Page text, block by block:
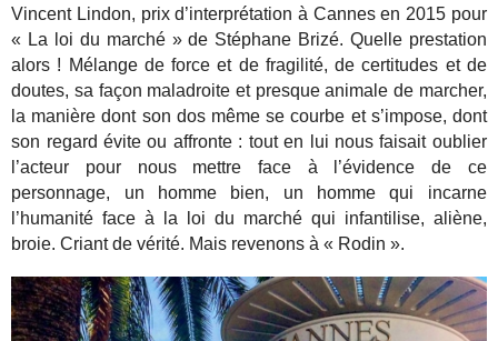
Vincent Lindon, prix d’interprétation à Cannes en 2015 pour
« La loi du marché » de Stéphane Brizé. Quelle prestation
alors ! Mélange de force et de fragilité, de certitudes et de
doutes, sa façon maladroite et presque animale de marcher,
la manière dont son dos même se courbe et s’impose, dont
son regard évite ou affronte : tout en lui nous faisait oublier
l’acteur pour nous mettre face à l’évidence de ce
personnage, un homme bien, un homme qui incarne
l’humanité face à la loi du marché qui infantilise, aliène,
broie. Criant de vérité. Mais revenons à « Rodin ».